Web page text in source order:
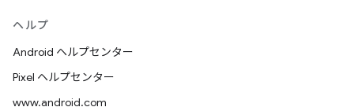
ヘルプ
Android ヘルプセンター
Pixel ヘルプセンター
www.android.com